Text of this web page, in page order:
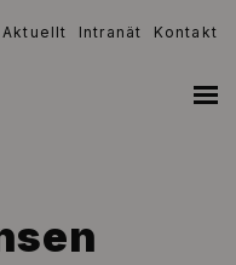
Aktuellt Intranät Kontakt